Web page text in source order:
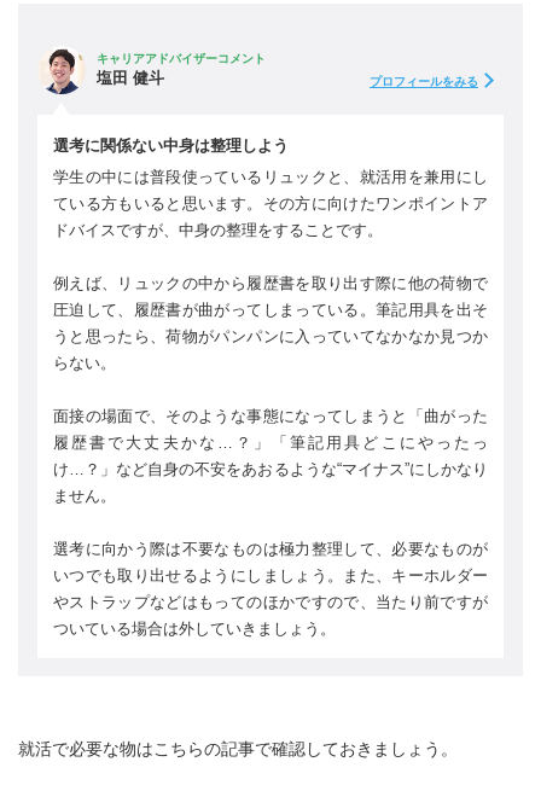
キャリアアドバイザーコメント
塩田 健斗 プロフィールをみる
選考に関係ない中身は整理しよう
学生の中には普段使っているリュックと、就活用を兼用にし
ている方もいると思います。その方に向けたワンポイントア
ドバイスですが、中身の整理をすることです。
例えば、リュックの中から履歴書を取り出す際に他の荷物で
圧迫して、履歴書が曲がってしまっている。筆記用具を出そ
うと思ったら、荷物がパンパンに入っていてなかなか見つか
らない。
面接の場面で、そのような事態になってしまうと「曲がった
履歴書で大丈夫かな…？」「筆記用具どこにやったっ
け…？」など自身の不安をあおるような“マイナス”にしかなり
ません。
選考に向かう際は不要なものは極力整理して、必要なものが
いつでも取り出せるようにしましょう。また、キーホルダー
やストラップなどはもってのほかですので、当たり前ですが
ついている場合は外していきましょう。
就活で必要な物はこちらの記事で確認しておきましょう。